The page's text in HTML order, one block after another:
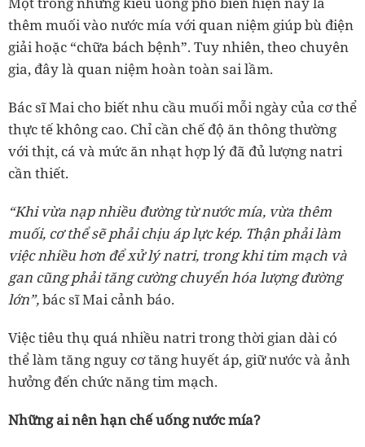
thêm muối vào nước mía với quan niệm giúp bù điện
giải hoặc “chữa bách bệnh”. Tuy nhiên, theo chuyên
gia, đây là quan niệm hoàn toàn sai lầm.
Bác sĩ Mai cho biết nhu cầu muối mỗi ngày của cơ thể
thực tế không cao. Chỉ cần chế độ ăn thông thường
với thịt, cá và mức ăn nhạt hợp lý đã đủ lượng natri
cần thiết.
“Khi vừa nạp nhiều đường từ nước mía, vừa thêm
muối, cơ thể sẽ phải chịu áp lực kép. Thận phải làm
việc nhiều hơn để xử lý natri, trong khi tim mạch và
gan cũng phải tăng cường chuyển hóa lượng đường
lớn”,bác sĩ Mai cảnh báo.
Việc tiêu thụ quá nhiều natri trong thời gian dài có
thể làm tăng nguy cơ tăng huyết áp, giữ nước và ảnh
hưởng đến chức năng tim mạch.
Những ai nên hạn chế uống nước mía?